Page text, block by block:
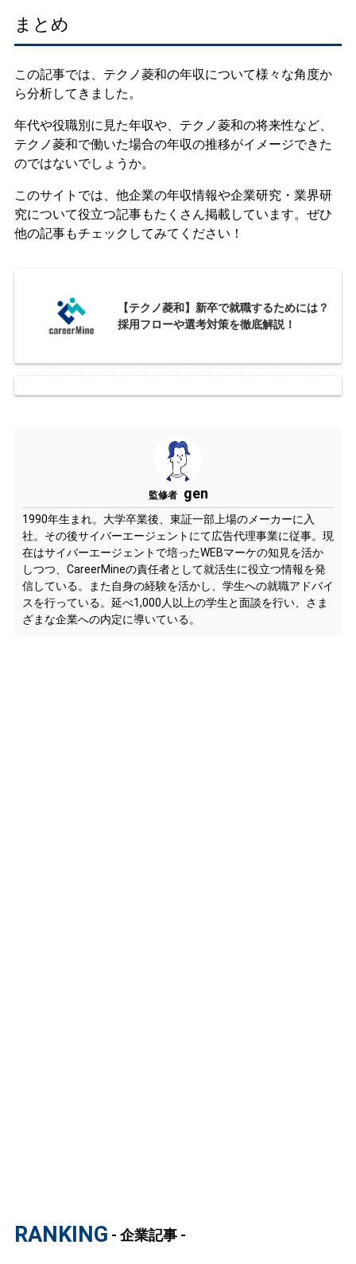
まとめ
この記事では、テクノ菱和の年収について様々な角度か
ら分析してきました。
年代や役職別に見た年収や、テクノ菱和の将来性など、
テクノ菱和で働いた場合の年収の推移がイメージできた
のではないでしょうか。
このサイトでは、他企業の年収情報や企業研究・業界研
究について役立つ記事もたくさん掲載しています。ぜひ
他の記事もチェックしてみてください！
【テクノ菱和】新卒で就職するためには？
採用フローや選考対策を徹底解説！
監修者 gen
1990年生まれ。大学卒業後、東証一部上場のメーカーに入
社。その後サイバーエージェントにて広告代理事業に従事。現
在はサイバーエージェントで培ったWEBマーケの知見を活か
しつつ、CareerMineの責任者として就活生に役立つ情報を発
信している。また自身の経験を活かし、学生への就職アドバイ
スを行っている。延べ1,000人以上の学生と面談を行い、さま
ざまな企業への内定に導いている。
RANKING - 企業記事 -